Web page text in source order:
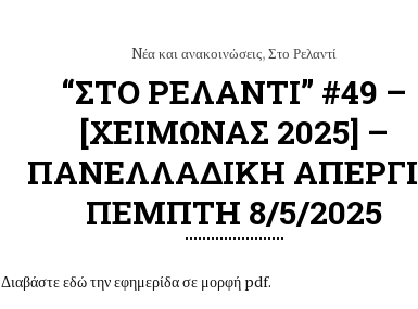
Nέα και ανακοινώσεις,Στο Ρελαντί
“ΣΤΟ ΡΕΛΑΝΤΙ” #49 –
[ΧΕΙΜΩΝΑΣ 2025] –
ΠΑΝΕΛΛΑΔΙΚΗ
ΠΕΜΠΤΗ 8/5/2025
Διαβάστε εδώ την εφημερίδα σε μορφή pdf.